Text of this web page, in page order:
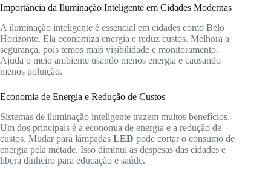
Importância da Iluminação Inteligente em Cidades Modernas
A iluminação inteligente é essencial em cidades como Belo
Horizonte. Ela economiza energia e reduz custos. Melhora a
segurança, pois temos mais visibilidade e monitoramento.
Ajuda o meio ambiente usando menos energia e causando
menos poluição.
Economia de Energia e Redução de Custos
Sistemas de iluminação inteligente trazem muitos benefícios.
Um dos principais é a economia de energia e a redução de
custos. Mudar para lâmpadas LED pode cortar o consumo de
energia pela metade. Isso diminui as despesas das cidades e
libera dinheiro para educação e saúde.